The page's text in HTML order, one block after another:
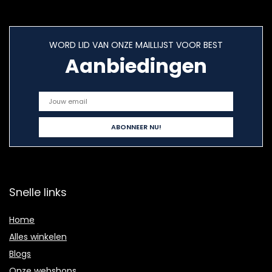
WORD LID VAN ONZE MAILLIJST VOOR BEST
Aanbiedingen
Snelle links
Home
Alles winkelen
Blogs